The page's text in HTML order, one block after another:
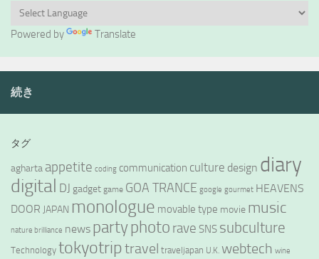
Powered by Translate
続き
タグ
agharta appetite coding communication culture design diary
digital DJ gadget game GOA TRANCE google gourmet HEAVENS
DOOR JAPAN monologue movable type movie music
nature brilliance news partyphoto rave SNS subculture
Technology tokyotriptravel traveljapan U.K. webtech wine